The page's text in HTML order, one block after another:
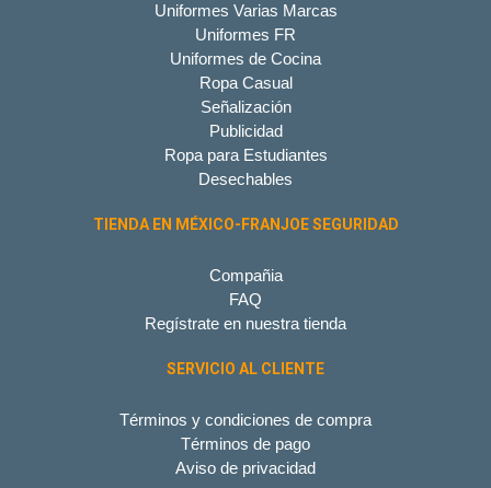
Uniformes Varias Marcas
Uniformes FR
Uniformes de Cocina
Ropa Casual
Señalización
Publicidad
Ropa para Estudiantes
Desechables
TIENDA EN MÉXICO-FRANJOE SEGURIDAD
Compañia
FAQ
Regístrate en nuestra tienda
SERVICIO AL CLIENTE
Términos y condiciones de compra
Términos de pago
Aviso de privacidad